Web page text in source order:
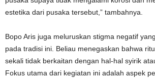
estetika dari pusaka tersebut,” tambahnya.
Bopo Aris juga meluruskan stigma negatif
pada tradisi ini. Beliau menegaskan bahwa
sekali tidak berkaitan dengan hal-hal syirik
Fokus utama dari kegiatan ini adalah aspek